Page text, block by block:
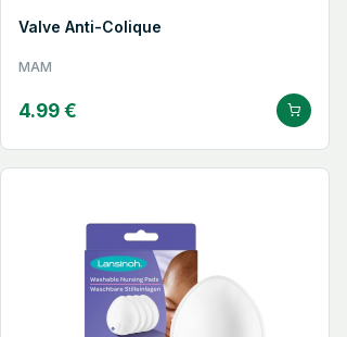
Valve Anti-Colique
MAM
4.99 €